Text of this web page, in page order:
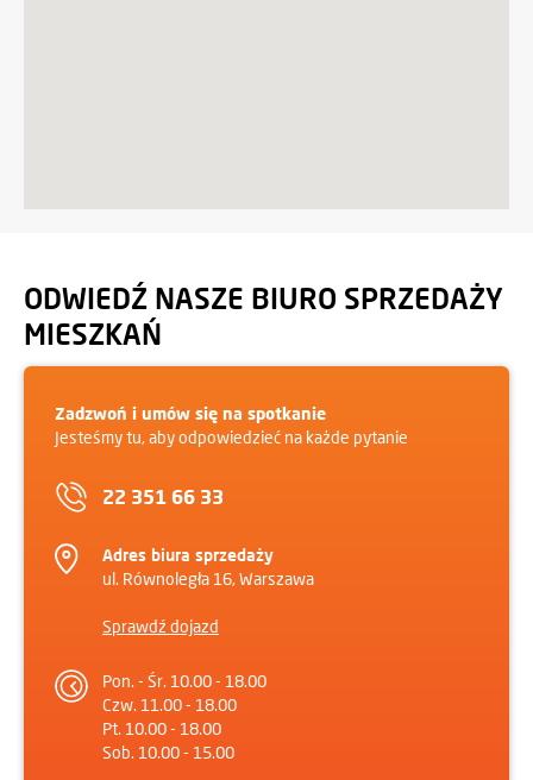
ODWIEDŹ NASZE BIURO SPRZEDAŻY
MIESZKAŃ
Zadzwoń i umów się na spotkanie
Jesteśmy tu, aby odpowiedzieć na każde pytanie
22 351 66 33
Adres biura sprzedaży
ul. Równoległa 16, Warszawa
Sprawdź dojazd
Pon. - Śr. 10.00 - 18.00
Czw. 11.00 - 18.00
Pt. 10.00 - 18.00
Sob. 10.00 - 15.00